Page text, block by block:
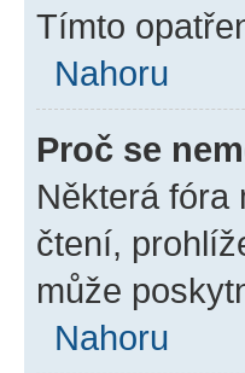
Tímto
Nahoru
Proč se
Některá fóra
čtení,
může
Nahoru